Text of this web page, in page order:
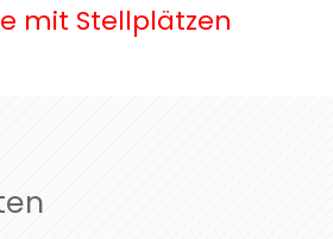
mit Stellplätzen